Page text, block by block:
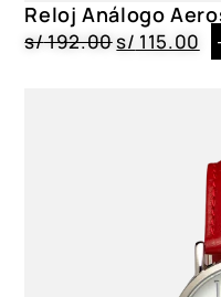
Reloj Análogo
s/192.00s/ 115.00